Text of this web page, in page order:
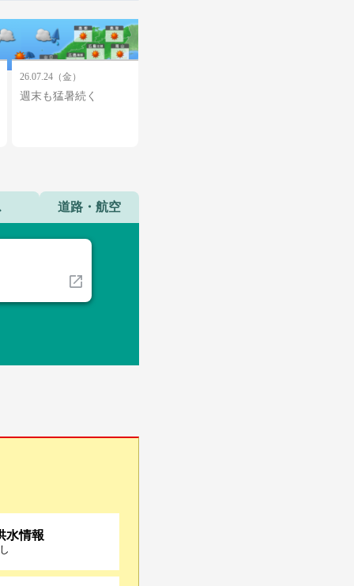
26.07.24（金）
週末も猛暑続く
道路・航空
水情報